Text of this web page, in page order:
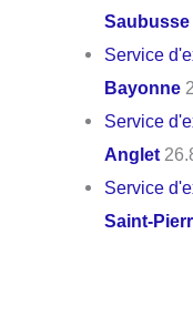
Saubusse
Service
Bayonne
Service
Anglet
Service
Saint-